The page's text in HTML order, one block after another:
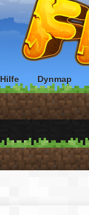
Hilfe Dynmap